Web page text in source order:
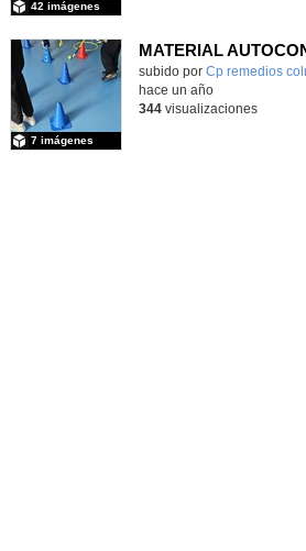
42 imágenes
Contenido educativo.
subido por Cp remedios
7 imágenes
hace un año
344visualizaciones